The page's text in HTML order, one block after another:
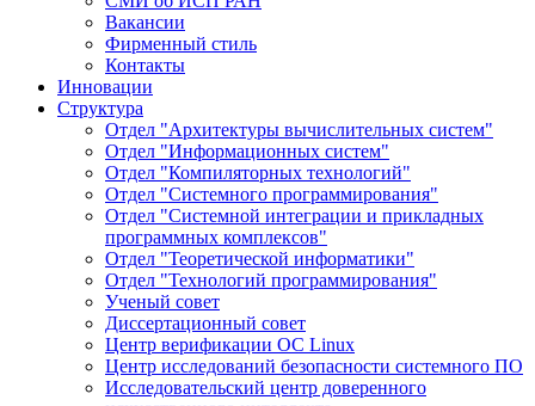
Вакансии
Фирменный стиль
Контакты
Инновации
Структура
Отдел "Архитектуры вычислительных систем"
Отдел "Информационных систем"
Отдел "Компиляторных технологий"
Отдел "Системного программирования"
Отдел "Системной интеграции и прикладных
программных комплексов"
Отдел "Теоретической информатики"
Отдел "Технологий программирования"
Ученый совет
Диссертационный совет
Центр верификации ОС Linux
Центр исследований безопасности системного ПО
Исследовательский центр доверенного